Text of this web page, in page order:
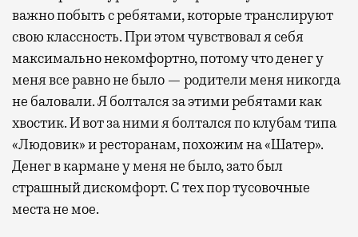
важно побыть с ребятами, которые транслируют
свою классность. При этом чувствовал я себя
максимально некомфортно, потому что денег у
меня все равно не было — родители меня никогда
не баловали. Я болтался за этими ребятами как
хвостик. И вот за ними я болтался по клубам типа
«Людовик» и ресторанам, похожим на «Шатер».
Денег в кармане у меня не было, зато был
страшный дискомфорт. С тех пор тусовочные
места не мое.